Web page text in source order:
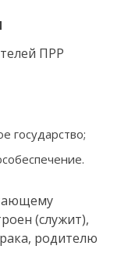
ПРР
государство;
(служит),
родителю